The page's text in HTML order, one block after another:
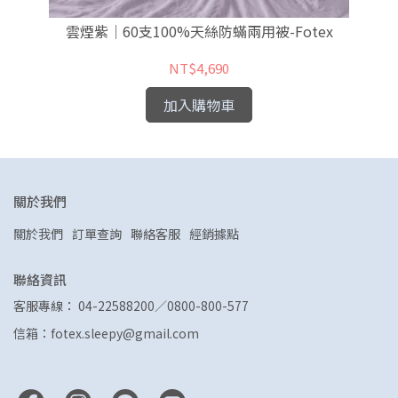
雲煙紫｜60支100%天絲防蟎兩用被-Fotex
NT$4,690
加入購物車
關於我們
關於我們 訂單查詢 聯絡客服 經銷據點
聯絡資訊
客服專線： 04-22588200／0800-800-577
信箱：fotex.sleepy@gmail.com